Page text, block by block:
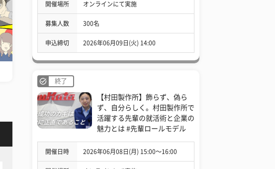
開催場所 オンラインにて実施
募集人数 300名
申込締切 2026年06月09日(火) 14:00
終了
【村田製作所】飾らず、偽ら
ず、自分らしく。村田製作所で
活躍する先輩の就活術と企業の
魅力とは #先輩ロールモデル
開催日時 2026年06月08日(月) 15:00〜16:00